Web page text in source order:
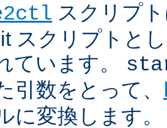
スクリプ
スクリプトと
ています。
引数をとって、
に変換します